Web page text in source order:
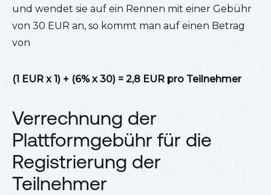
und wendet sie auf ein Rennen mit einer Gebühr
von 30 EUR an, so kommt man auf einen Betrag
von
(1 EUR x 1) + (6% x 30) = 2,8 EUR pro Teilnehmer
Verrechnung der
Plattformgebühr für die
Registrierung der
Teilnehmer